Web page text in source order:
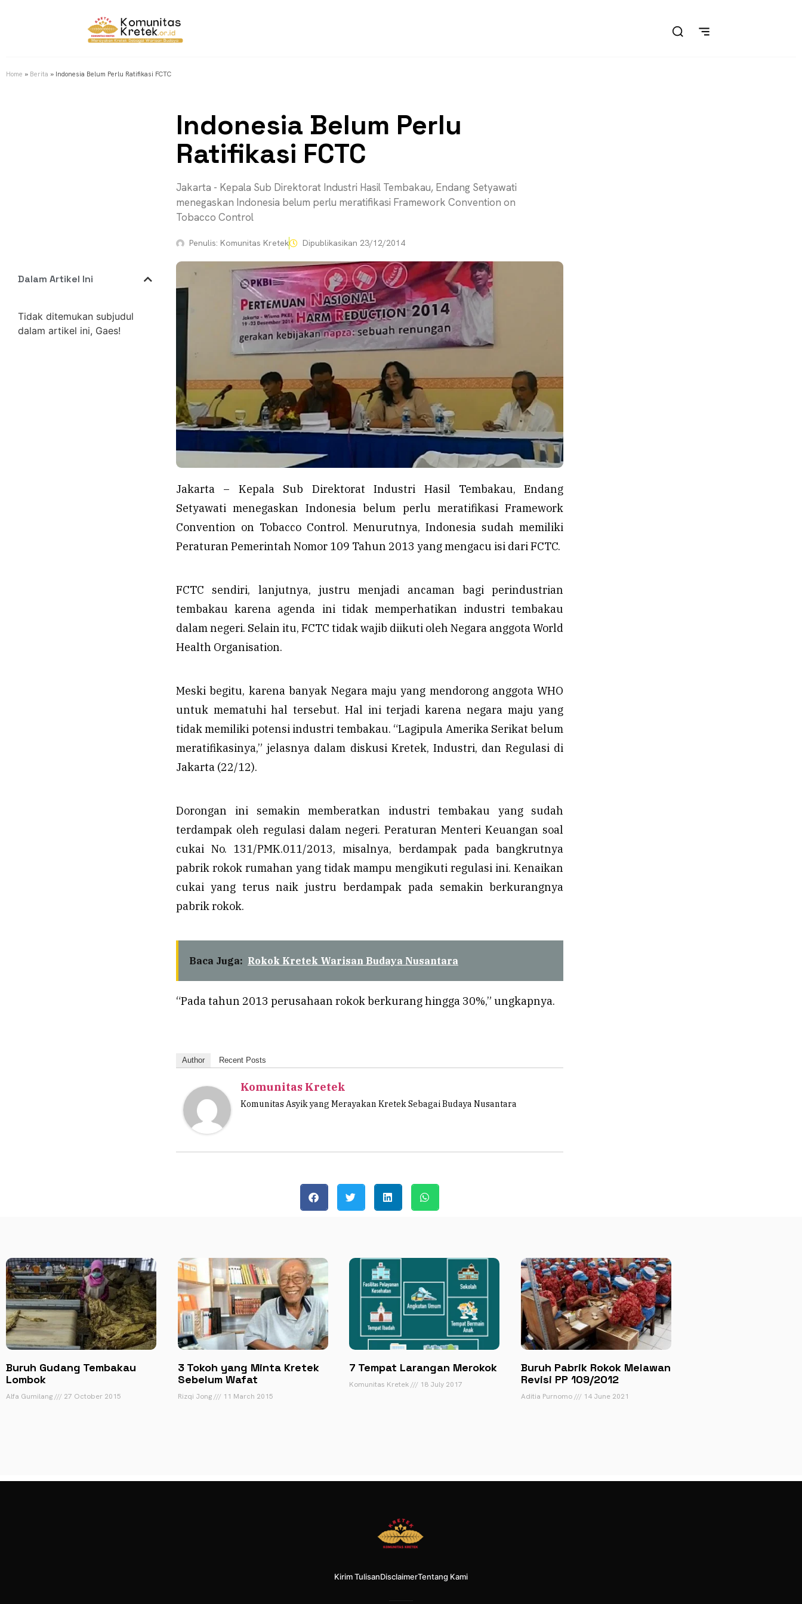
Home » Berita » Indonesia Belum Perlu Ratifikasi FCTC
Indonesia Belum Perlu
Ratifikasi FCTC
Jakarta - Kepala Sub Direktorat Industri Hasil Tembakau, Endang Setyawati
menegaskan Indonesia belum perlu meratifikasi Framework Convention on
Tobacco Control
Penulis: Komunitas Kretek Dipublikasikan 23/12/2014
Dalam Artikel Ini
Tidak ditemukan subjudul
dalam artikel ini, Gaes!
Jakarta – Kepala Sub Direktorat Industri Hasil Tembakau, Endang
Setyawati menegaskan Indonesia belum perlu meratifikasi Framework
Convention on Tobacco Control. Menurutnya, Indonesia sudah memiliki
Peraturan Pemerintah Nomor 109 Tahun 2013 yang mengacu isi dari FCTC.
FCTC sendiri, lanjutnya, justru menjadi ancaman bagi perindustrian
tembakau karena agenda ini tidak memperhatikan industri tembakau
dalam negeri. Selain itu, FCTC tidak wajib diikuti oleh Negara anggota World
Health Organisation.
Meski begitu, karena banyak Negara maju yang mendorong anggota WHO
untuk mematuhi hal tersebut. Hal ini terjadi karena negara maju yang
tidak memiliki potensi industri tembakau. “Lagipula Amerika Serikat belum
meratifikasinya,” jelasnya dalam diskusi Kretek, Industri, dan Regulasi di
Jakarta (22/12).
Dorongan ini semakin memberatkan industri tembakau yang sudah
terdampak oleh regulasi dalam negeri. Peraturan Menteri Keuangan soal
cukai No. 131/PMK.011/2013, misalnya, berdampak pada bangkrutnya
pabrik rokok rumahan yang tidak mampu mengikuti regulasi ini. Kenaikan
cukai yang terus naik justru berdampak pada semakin berkurangnya
pabrik rokok.
Baca Juga: Rokok Kretek Warisan Budaya Nusantara
“Pada tahun 2013 perusahaan rokok berkurang hingga 30%,” ungkapnya.
Author Recent Posts
Komunitas Kretek
Komunitas Asyik yang Merayakan Kretek Sebagai Budaya Nusantara
Buruh Gudang Tembakau
Lombok
Alfa Gumilang 27 October 2015
3 Tokoh yang Minta Kretek
Sebelum Wafat
Rizqi Jong 11 March 2015
7 Tempat Larangan Merokok
Komunitas Kretek 18 July 2017
Buruh Pabrik Rokok Melawan
Revisi PP 109/2012
Aditia Purnomo 14 June 2021
Kirim TulisanDisclaimerTentang Kami